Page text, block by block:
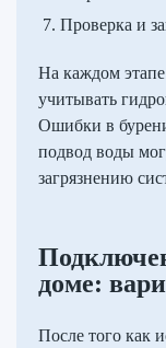
Проверка и
На каждом
учитывать
Ошибки в
подвод воды
загрязнению
доме:
После того как